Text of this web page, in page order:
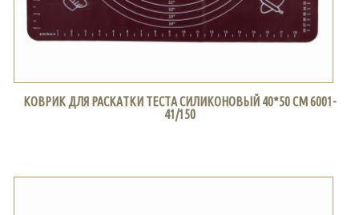
КОВРИК ДЛЯ РАСКАТКИ ТЕСТА СИЛИКОНОВЫЙ 40*50 СМ 6001-
41/150